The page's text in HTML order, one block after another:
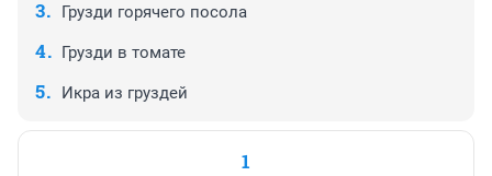
Грузди горячего посола
Грузди в томате
Икра из груздей
1